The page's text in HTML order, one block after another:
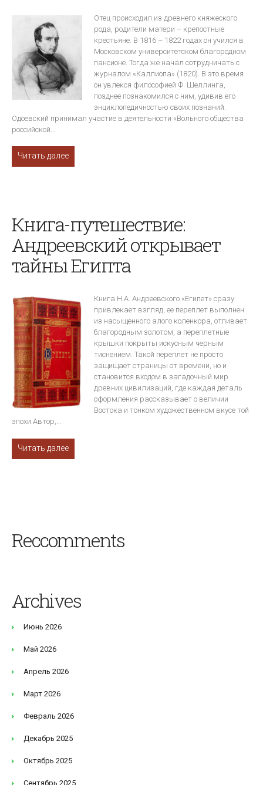
Отец происходил из древнего княжеского
рода, родители матери – крепостные
крестьяне. В 1816 – 1822 годах он учился в
Московском университетском благородном
пансионе. Тогда же начал сотрудничать с
журналом «Каллиопа» (1820). В это время
он увлекся философией Ф. Шеллинга,
позднее познакомился с ним, удивив его
энциклопедичностью своих познаний.
Одоевский принимал участие в деятельности «Вольного общества
российской…
Читать далее
Книга-путешествие:
Андреевский открывает
тайны Египта
Книга Н.А. Андреевского «Египет» сразу
привлекает взгляд, ее переплет выполнен
из насыщенного алого коленкора, отливает
благородным золотом, а переплетные
крышки покрыты искусным черным
тиснением. Такой переплет не просто
защищает страницы от времени, но и
становится входом в загадочный мир
древних цивилизаций, где каждая деталь
оформления рассказывает о величии
Востока и тонком художественном вкусе той
эпохи.Автор,…
Читать далее
Reccomments
Archives
Июнь 2026
Май 2026
Апрель 2026
Март 2026
Февраль 2026
Декабрь 2025
Октябрь 2025
Сентябрь 2025